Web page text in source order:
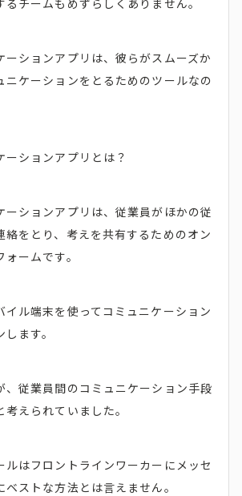
ーションアプリは、彼らがスムーズか
ニケーションをとるためのツールなの
ーションアプリとは？
ーションアプリは、従業員がほかの従
絡をとり、考えを共有するためのオン
ームです。
イル端末を使ってコミュニケーション
ます。
、従業員間のコミュニケーション手段
えられていました。
ルはフロントラインワーカーにメッセ
ストな方法とは言えません。